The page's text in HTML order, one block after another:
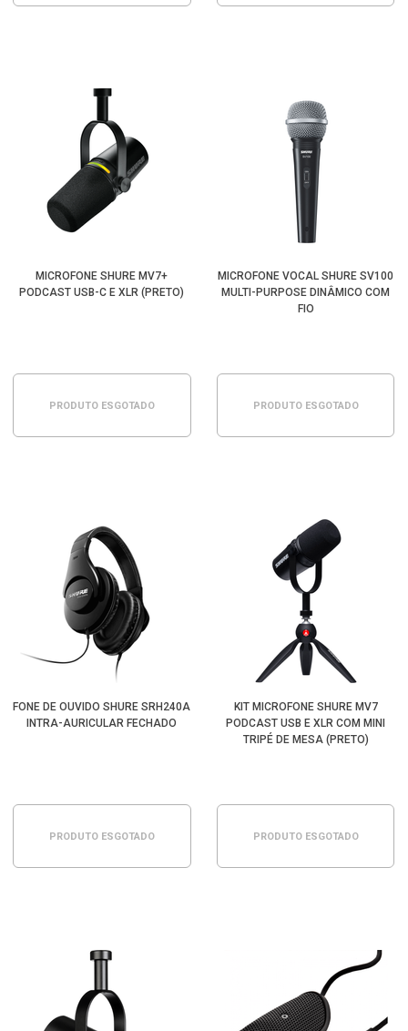
MICROFONE SHURE MV7+
PODCAST USB-C E XLR (PRETO)
PRODUTO ESGOTADO
MICROFONE VOCAL SHURE SV100
MULTI-PURPOSE DINÂMICO COM
FIO
PRODUTO ESGOTADO
FONE DE OUVIDO SHURE SRH240A
INTRA-AURICULAR FECHADO
PRODUTO ESGOTADO
KIT MICROFONE SHURE MV7
PODCAST USB E XLR COM MINI
TRIPÉ DE MESA (PRETO)
PRODUTO ESGOTADO